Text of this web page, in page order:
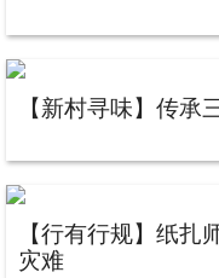
【新村寻味】传
【行有行规】纸
灾难